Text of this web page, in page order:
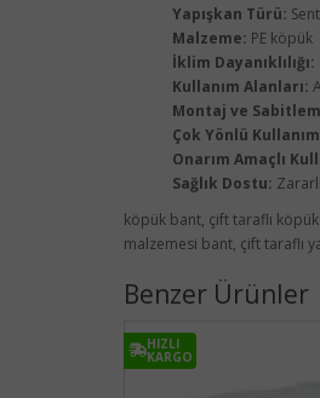
Yapışkan Türü:
Malzeme: PE köpük
İklim Dayanıklılığı:
Kullanım Alanları:
Montaj ve
Çok Yönlü
Onarım Amaçlı
Sağlık Dostu:
köpük bant, çift taraflı
malzemesi bant, çift taraflı
Benzer Ürünler
HIZLI
KARGO